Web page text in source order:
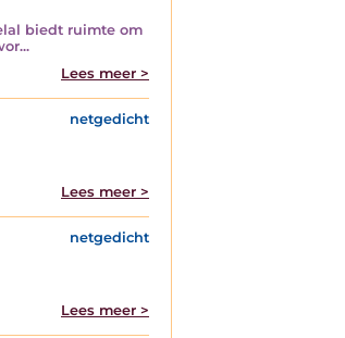
biedt ruimte om
Lees meer >
netgedicht
Lees meer >
netgedicht
Lees meer >